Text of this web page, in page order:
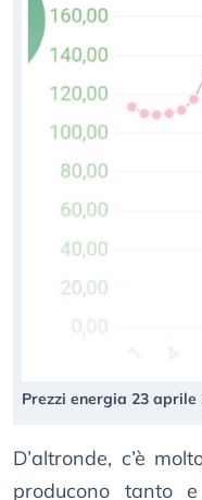
Prezzi energia 23 aprile
D’altronde, c’è
producono tanto